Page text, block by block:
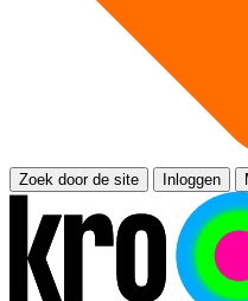
Zoek door de site Inloggen